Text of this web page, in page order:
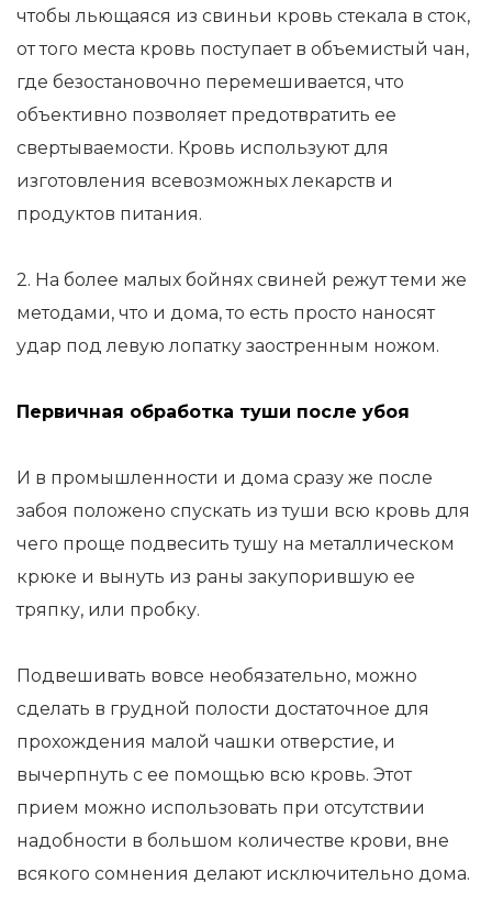
чтобы льющаяся из свиньи кровь стекала в сток,
от того места кровь поступает в объемистый чан,
где безостановочно перемешивается, что
объективно позволяет предотвратить ее
свертываемости. Кровь используют для
изготовления всевозможных лекарств и
продуктов питания.
2. На более малых бойнях свиней режут теми же
методами, что и дома, то есть просто наносят
удар под левую лопатку заостренным ножом.
Первичная обработка туши после убоя
И в промышленности и дома сразу же после
забоя положено спускать из туши всю кровь для
чего проще подвесить тушу на металлическом
крюке и вынуть из раны закупорившую ее
тряпку, или пробку.
Подвешивать вовсе необязательно, можно
сделать в грудной полости достаточное для
прохождения малой чашки отверстие, и
вычерпнуть с ее помощью всю кровь. Этот
прием можно использовать при отсутствии
надобности в большом количестве крови, вне
всякого сомнения делают исключительно дома.